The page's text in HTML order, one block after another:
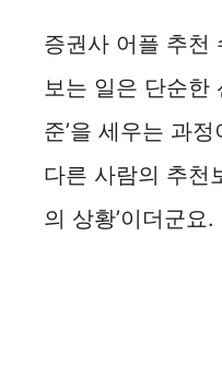
증권사 어플 추천
보는 일은 단순한
준’을 세우는 과
다른 사람의 추천
의 상황’이더군요.